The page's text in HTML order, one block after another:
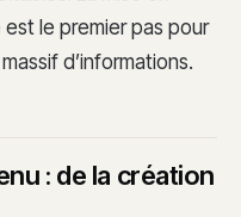
est le premier pas pour
d’informations.
: de la création